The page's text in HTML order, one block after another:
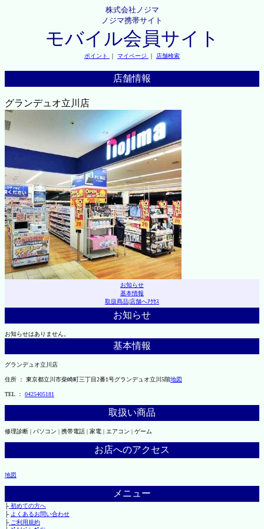
株式会社ノジマ
ノジマ携帯サイト
モバイル会員サイト
ポイント ｜ マイページ ｜ 店舗検索
店舗情報
グランデュオ立川店
お知らせ
基本情報
取扱商品|店舗へｱｸｾｽ
お知らせ
お知らせはありません。
基本情報
グランデュオ立川店
住所 ： 東京都立川市柴崎町三丁目2番1号グランデュオ立川5階地図
TEL ： 0425405181
取扱い商品
修理診断 | パソコン | 携帯電話 | 家電 | エアコン | ゲーム
お店へのアクセス
地図
メニュー
├初めての方へ
├ よくあるお問い合わせ
├ご利用規約